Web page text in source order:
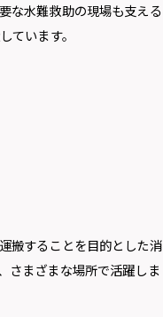
な水難救助の現場も支える
ています。
搬することを目的とした消
さまざまな場所で活躍しま